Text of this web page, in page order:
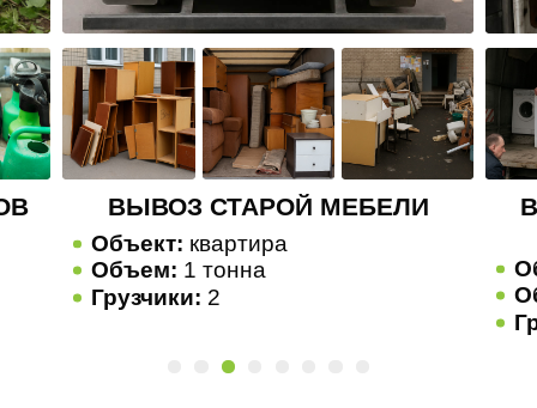
ВЫВОЗ СТАРОЙ БЫТОВОЙ
Объект: квартира
Объем:1 тонна